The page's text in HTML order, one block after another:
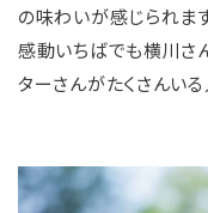
の味わいが感じられます
感動いちばでも横川さ
ターさんがたくさんい